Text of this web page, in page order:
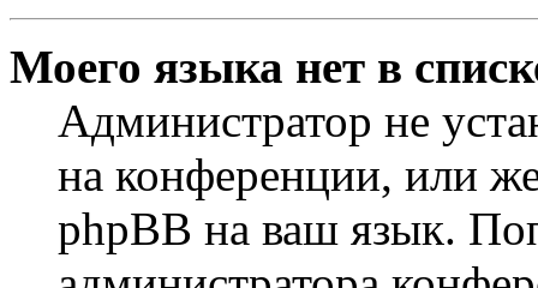
Моего языка нет в
Администратор не
на конференции, или
phpBB на ваш язык.